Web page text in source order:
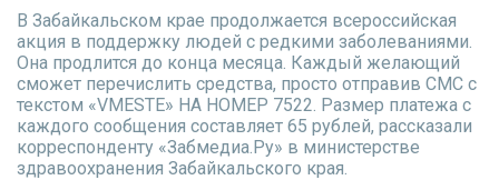
В Забайкальском крае продолжается всероссийская
акция в поддержку людей с редкими заболеваниями.
Она продлится до конца месяца. Каждый желающий
сможет перечислить средства, просто отправив СМС с
текстом «VMESTE» НА НОМЕР 7522. Размер платежа с
каждого сообщения составляет 65 рублей, рассказали
корреспонденту «Забмедиа.Ру» в министерстве
здравоохранения Забайкальского края.